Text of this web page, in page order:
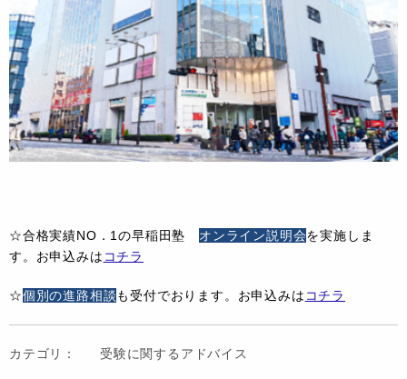
☆合格実績NO．1の早稲田塾 オンライン説明会を実施しま
す。お申込みは コチラ
☆個別の進路相談も受付でおります。お申込みは コチラ
カテゴリ： 受験に関するアドバイス